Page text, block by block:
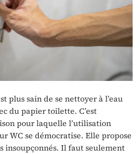
plus sain de se nettoyer à l’eau
du papier toilette. C’est
pour laquelle l’utilisation
WC se démocratise. Elle propose
insoupçonnés. Il faut seulement